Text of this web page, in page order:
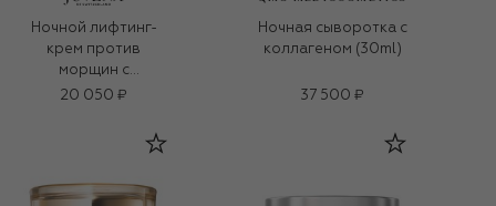
Ночной лифтинг-
крем против
морщин с
эпигенетическим
Juvenance (50ml)
20 050 ₽
Ночная сыворотка с
коллагеном (30ml)
37 500 ₽